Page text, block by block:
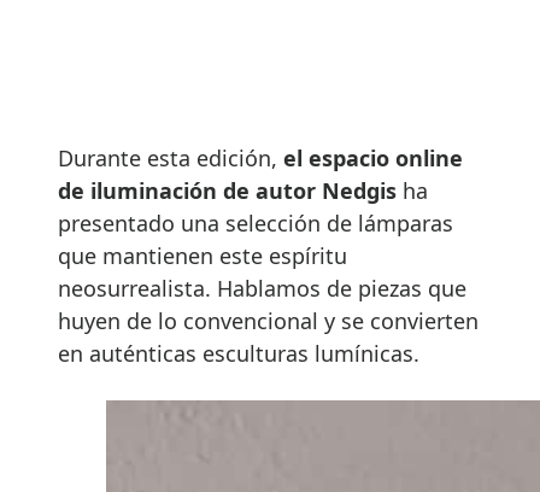
Durante esta edición, el espacio online
de iluminación de autor Nedgis ha
presentado una selección de lámparas
que mantienen este espíritu
neosurrealista. Hablamos de piezas que
huyen de lo convencional y se convierten
en auténticas esculturas lumínicas.